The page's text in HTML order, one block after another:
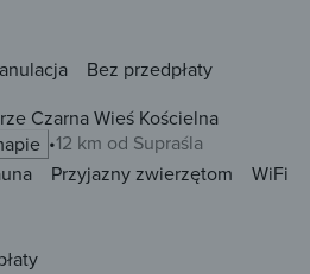
Bez przedpłaty
Czarna Wieś Kościelna
12 km od Supraśla
Przyjazny zwierzętom
WiFi